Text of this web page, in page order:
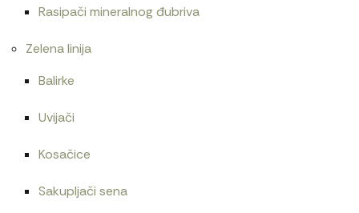
Rasipači mineralnog đubriva
Zelena linija
Balirke
Uvijači
Kosačice
Sakupljači sena